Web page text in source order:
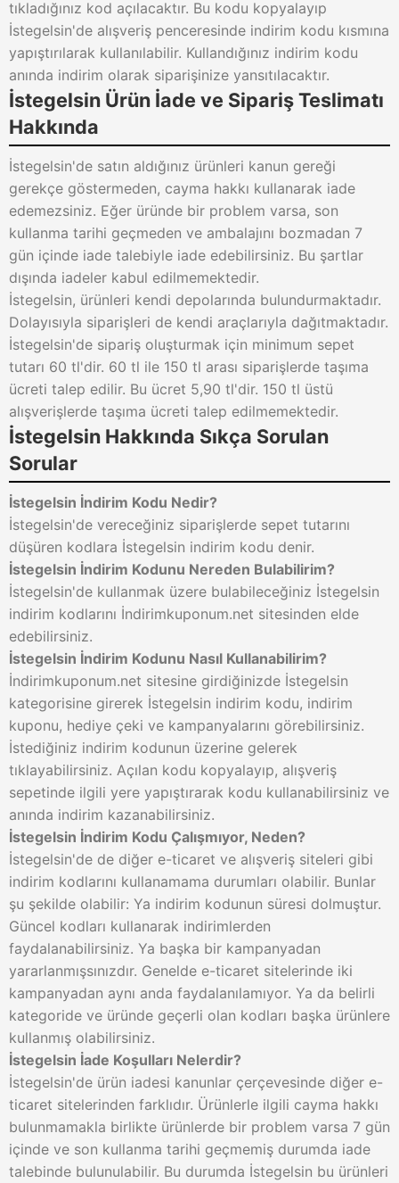
tıkladığınız kod açılacaktır. Bu kodu kopyalayıp
İstegelsin'de alışveriş penceresinde indirim kodu kısmına
yapıştırılarak kullanılabilir. Kullandığınız indirim kodu
anında indirim olarak siparişinize yansıtılacaktır.
İstegelsin Ürün İade ve Sipariş Teslimatı
Hakkında
İstegelsin'de satın aldığınız ürünleri kanun gereği
gerekçe göstermeden, cayma hakkı kullanarak iade
edemezsiniz. Eğer üründe bir problem varsa, son
kullanma tarihi geçmeden ve ambalajını bozmadan 7
gün içinde iade talebiyle iade edebilirsiniz. Bu şartlar
dışında iadeler kabul edilmemektedir.
İstegelsin, ürünleri kendi depolarında bulundurmaktadır.
Dolayısıyla siparişleri de kendi araçlarıyla dağıtmaktadır.
İstegelsin'de sipariş oluşturmak için minimum sepet
tutarı 60 tl'dir. 60 tl ile 150 tl arası siparişlerde taşıma
ücreti talep edilir. Bu ücret 5,90 tl'dir. 150 tl üstü
alışverişlerde taşıma ücreti talep edilmemektedir.
İstegelsin Hakkında Sıkça Sorulan
Sorular
İstegelsin İndirim Kodu Nedir?
İstegelsin'de vereceğiniz siparişlerde sepet tutarını
düşüren kodlara İstegelsin indirim kodu denir.
İstegelsin İndirim Kodunu Nereden Bulabilirim?
İstegelsin'de kullanmak üzere bulabileceğiniz İstegelsin
indirim kodlarını İndirimkuponum.net sitesinden elde
edebilirsiniz.
İstegelsin İndirim Kodunu Nasıl Kullanabilirim?
İndirimkuponum.net sitesine girdiğinizde İstegelsin
kategorisine girerek İstegelsin indirim kodu, indirim
kuponu, hediye çeki ve kampanyalarını görebilirsiniz.
İstediğiniz indirim kodunun üzerine gelerek
tıklayabilirsiniz. Açılan kodu kopyalayıp, alışveriş
sepetinde ilgili yere yapıştırarak kodu kullanabilirsiniz ve
anında indirim kazanabilirsiniz.
İstegelsin İndirim Kodu Çalışmıyor, Neden?
İstegelsin'de de diğer e-ticaret ve alışveriş siteleri gibi
indirim kodlarını kullanamama durumları olabilir. Bunlar
şu şekilde olabilir: Ya indirim kodunun süresi dolmuştur.
Güncel kodları kullanarak indirimlerden
faydalanabilirsiniz. Ya başka bir kampanyadan
yararlanmışsınızdır. Genelde e-ticaret sitelerinde iki
kampanyadan aynı anda faydalanılamıyor. Ya da belirli
kategoride ve üründe geçerli olan kodları başka ürünlere
kullanmış olabilirsiniz.
İstegelsin İade Koşulları Nelerdir?
İstegelsin'de ürün iadesi kanunlar çerçevesinde diğer e-
ticaret sitelerinden farklıdır. Ürünlerle ilgili cayma hakkı
bulunmamakla birlikte ürünlerde bir problem varsa 7 gün
içinde ve son kullanma tarihi geçmemiş durumda iade
talebinde bulunulabilir. Bu durumda İstegelsin bu ürünleri